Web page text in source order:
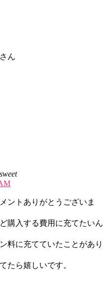
さん
ントありがとうございま
購入する費用に充てたいん
料に充てていたことがあり
たら嬉しいです。